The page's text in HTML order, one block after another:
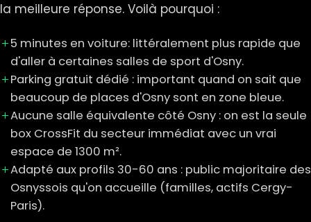
la meilleure réponse. Voilà pourquoi :
5 minutes en voiture: littéralement plus rapide que
d'aller à certaines salles de sport d'Osny.
Parking gratuit dédié : important quand on sait que
beaucoup de places d'Osny sont en zone bleue.
Aucune salle équivalente côté Osny : on est la seule
box CrossFit du secteur immédiat avec un vrai
espace de 1300 m².
Adapté aux profils 30-60 ans : public majoritaire des
Osnyssois qu'on accueille (familles, actifs Cergy-
Paris).